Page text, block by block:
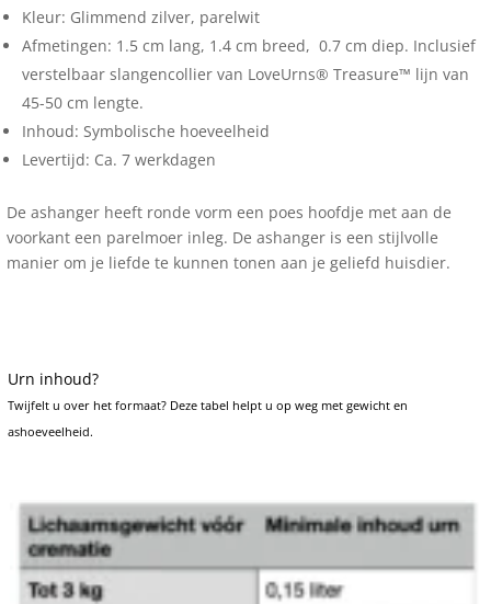
Kleur: Glimmend zilver, parelwit
Afmetingen: 1.5 cm lang, 1.4 cm breed, 0.7 cm diep. Inclusief
verstelbaar slangencollier van LoveUrns® Treasure™ lijn van
45-50 cm lengte.
Inhoud: Symbolische hoeveelheid
Levertijd: Ca. 7 werkdagen
De ashanger heeft ronde vorm een poes hoofdje met aan de
voorkant een parelmoer inleg. De ashanger is een stijlvolle
manier om je liefde te kunnen tonen aan je geliefd huisdier.
Urn inhoud?
Twijfelt u over het formaat? Deze tabel helpt u op weg met gewicht en
ashoeveelheid.